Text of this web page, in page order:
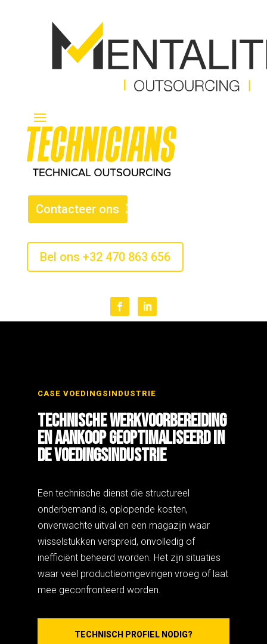
Contacteer ons
Bel ons +32 470 863 656
CASE VOEDINGSINDUSTRIE
TECHNISCHE WERKVOORBEREIDING
EN AANKOOP GEOPTIMALISEERD IN
DE VOEDINGSINDUSTRIE
Een technische dienst die structureel
onderbemand is, oplopende kosten,
onverwachte uitval en een magazijn waar
wisselstukken verspreid, onvolledig of
inefficiënt beheerd worden. Het zijn situaties
waar veel productieomgevingen vroeg of laat
mee geconfronteerd worden.
TECHNISCH PROFIEL NODIG?